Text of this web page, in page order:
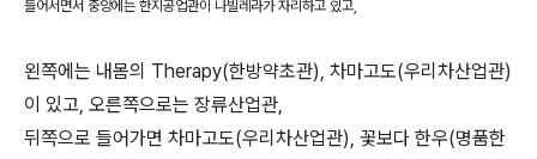
들어서면서 중앙에는 한지공업관이 나빌레라가 자리하고 있고,
왼쪽에는 내몸의 Therapy(한방약초관), 차마고도(우리차산업관)
이 있고, 오른쪽으로는 장류산업관,
뒤쪽으로 들어가면 차마고도(우리차산업관), 꽃보다 한우(명품한